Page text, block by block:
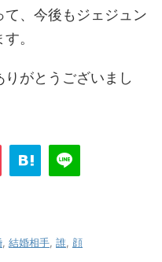
、今後もジェジュン
。
がとうございまし
結婚相手 誰 顔